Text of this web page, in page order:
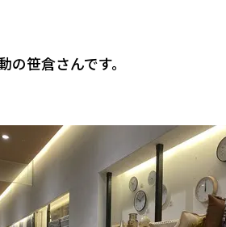
の笹倉さんです。